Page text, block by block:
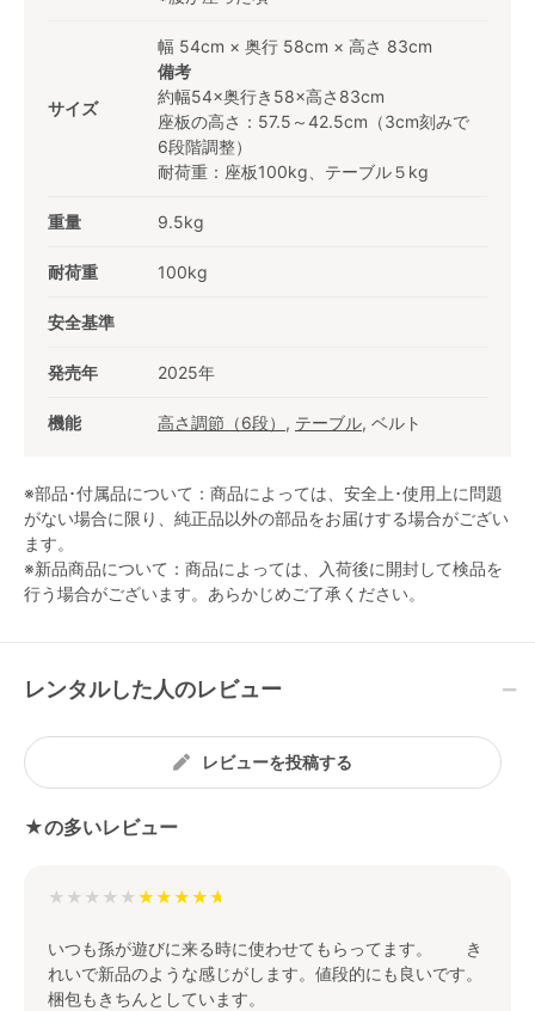
サイズ
幅 54cm × 奥行 58cm × 高さ 83cm
備考
約幅54×奥行き58×高さ83cm
座板の高さ：57.5～42.5cm（3cm刻みで
6段階調整）
耐荷重：座板100kg、テーブル５kg
重量 9.5kg
耐荷重 100kg
安全基準
発売年 2025年
機能 高さ調節（6段） , テーブル, ベルト
※部品･付属品について：商品によっては、安全上･使用上に問題
がない場合に限り、純正品以外の部品をお届けする場合がござい
ます。
※新品商品について：商品によっては、入荷後に開封して検品を
行う場合がございます。あらかじめご了承ください。
レンタルした人のレビュー
レビューを投稿する
★の多いレビュー
★★★★★
いつも孫が遊びに来る時に使わせてもらってます。 き
れいで新品のような感じがします。値段的にも良いです。
梱包もきちんとしています。